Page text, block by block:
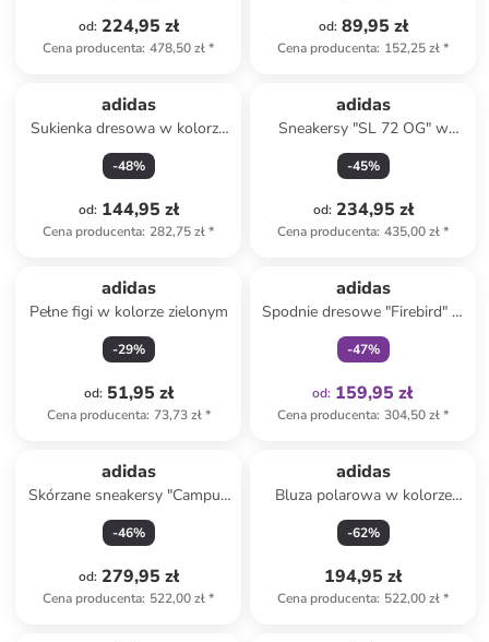
od: 224,95 zł
Cena producenta: 478,50 zł*
od: 89,95 zł
Cena producenta: 152,25 zł*
adidas
Sukienka dresowa w kolorze
czarnym
-48%
od: 144,95 zł
Cena producenta: 282,75 zł*
adidas
Sneakersy "SL 72 OG" w
kolorze pomarańczowo-
czerwonym
-45%
od: 234,95 zł
Cena producenta: 435,00 zł*
adidas
Pełne figi w kolorze zielonym
-29%
od: 51,95 zł
Cena producenta: 73,73 zł*
adidas
Spodnie dresowe "Firebird" w
kolorze fioletowym
-47%
od: 159,95 zł
Cena producenta: 304,50 zł*
adidas
Skórzane sneakersy "Campus
00s" w kolorze czarnym
-46%
od: 279,95 zł
Cena producenta: 522,00 zł*
adidas
Bluza polarowa w kolorze
beżowym
-62%
194,95 zł
Cena producenta: 522,00 zł*